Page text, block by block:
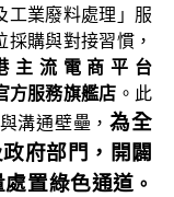
工業廢料處理」服
購與對接習慣，
主流電商平台
方服務旗艦店 。此
溝通壁壘，為全
府部門，開闢
置綠色通道 。